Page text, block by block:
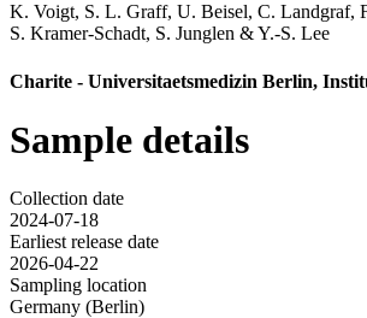
K. Voigt, S. L. Graff, U. Beisel, C. Landgraf,
S. Kramer-Schadt, S. Junglen &Y.-S. Lee
Charite - Universitaetsmedizin Berlin,
Sample details
Collection date
2024-07-18
Earliest release date
2026-04-22
Sampling location
Germany (Berlin)